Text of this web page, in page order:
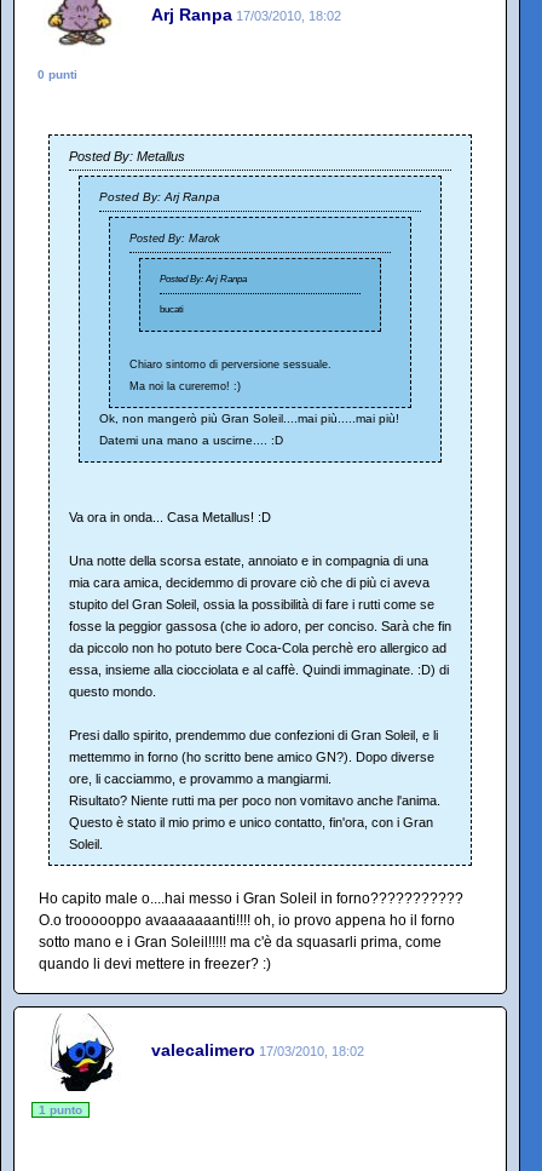
Arj Ranpa 17/03/2010, 18:02
0 punti
Posted By: Metallus
Posted By: Arj Ranpa
Posted By: Marok
Posted By: Arj Ranpa
bucati
Chiaro sintomo di perversione sessuale.
Ma noi la cureremo! :)
Ok, non mangerò più Gran Soleil....mai più.....mai più!
Datemi una mano a uscirne.... :D
Va ora in onda... Casa Metallus! :D
Una notte della scorsa estate, annoiato e in compagnia di una
mia cara amica, decidemmo di provare ciò che di più ci aveva
stupito del Gran Soleil, ossia la possibilità di fare i rutti come se
fosse la peggior gassosa (che io adoro, per conciso. Sarà che fin
da piccolo non ho potuto bere Coca-Cola perchè ero allergico ad
essa, insieme alla ciocciolata e al caffè. Quindi immaginate. :D) di
questo mondo.
Presi dallo spirito, prendemmo due confezioni di Gran Soleil, e li
mettemmo in forno (ho scritto bene amico GN?). Dopo diverse
ore, li cacciammo, e provammo a mangiarmi.
Risultato? Niente rutti ma per poco non vomitavo anche l'anima.
Questo è stato il mio primo e unico contatto, fin'ora, con i Gran
Soleil.
Ho capito male o....hai messo i Gran Soleil in forno???????????
O.o troooooppo avaaaaaaanti!!!! oh, io provo appena ho il forno
sotto mano e i Gran Soleil!!!!! ma c'è da squasarli prima, come
quando li devi mettere in freezer? :)
valecalimero 17/03/2010, 18:02
1 punto